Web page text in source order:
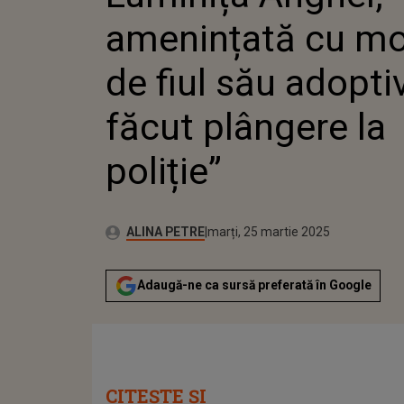
amenințată cu
de fiul său
făcut plângere la
poliție”
Autor:ALINA PETRE Publicat:
marți, 25 martie 2025
Adaugă-ne ca sursă preferată în Google
CITEȘTE ȘI